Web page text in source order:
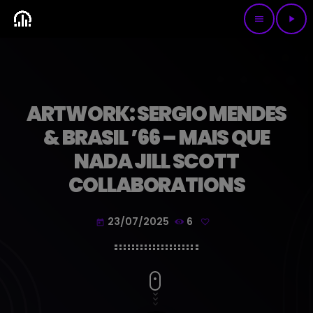
menu play_arrow
ARTWORK: SERGIO MENDES
& BRASIL ’66 – MAIS QUE
NADA JILL SCOTT
COLLABORATIONS
today 23/07/2025 6